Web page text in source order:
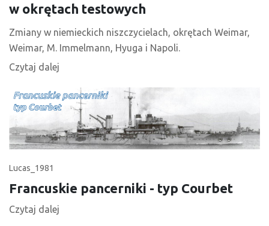
w okrętach testowych
Zmiany w niemieckich niszczycielach, okrętach Weimar,
Weimar, M. Immelmann, Hyuga i Napoli.
Czytaj dalej
Lucas_1981
Francuskie pancerniki - typ Courbet
Czytaj dalej